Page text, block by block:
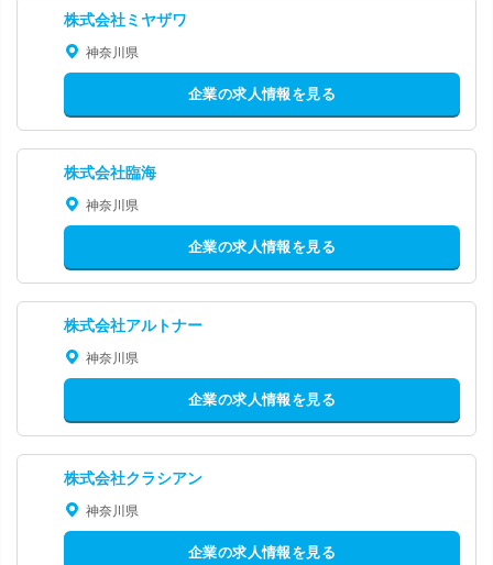
株式会社ミヤザワ
神奈川県
企業の求人情報を見る
株式会社臨海
神奈川県
企業の求人情報を見る
株式会社アルトナー
神奈川県
企業の求人情報を見る
株式会社クラシアン
神奈川県
企業の求人情報を見る